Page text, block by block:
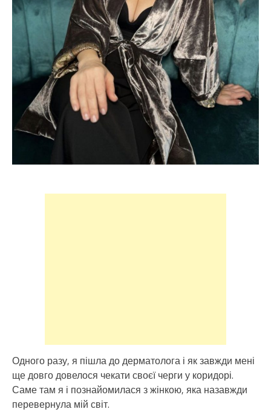
Одного разу, я пішла до дерматолога і як завжди мені
ще довго довелося чекати своєї черги у коридорі.
Саме там я і познайомилася з жінкою, яка назавжди
перевернула мій світ.